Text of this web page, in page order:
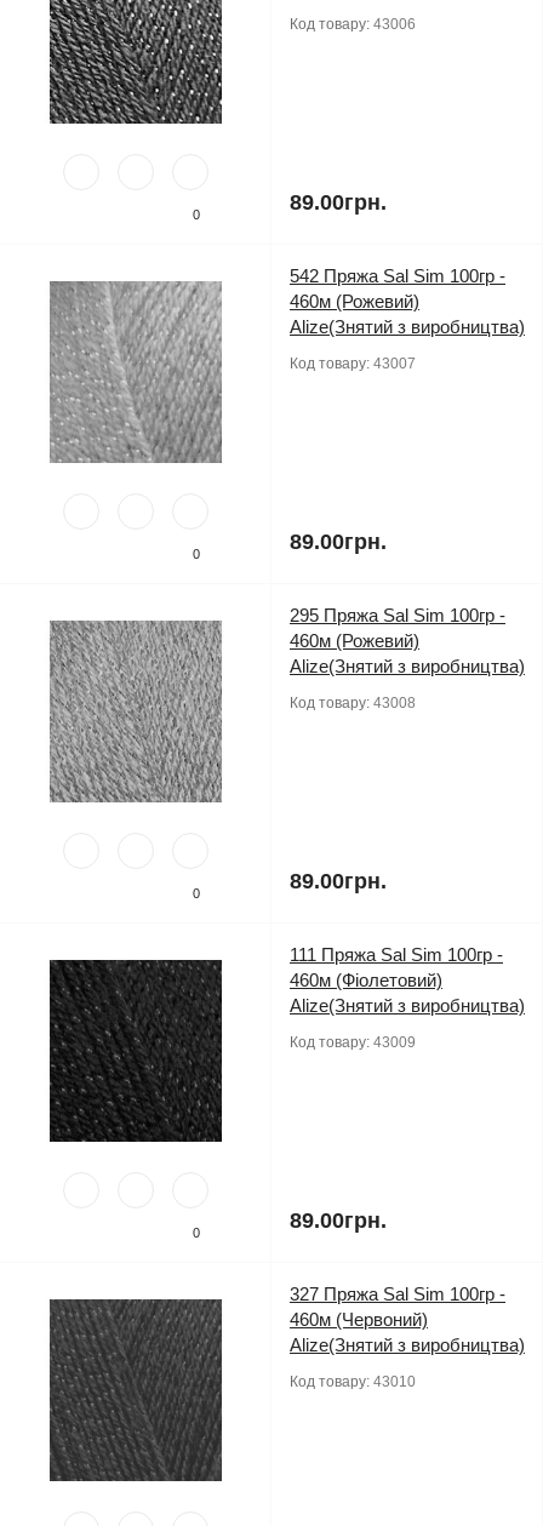
0
Код товару: 43006
89.00грн.
0
542 Пряжа Sal Sim 100гр -
460м (Рожевий)
Alize(Знятий з виробництва)
Код товару: 43007
89.00грн.
0
295 Пряжа Sal Sim 100гр -
460м (Рожевий)
Alize(Знятий з виробництва)
Код товару: 43008
89.00грн.
0
111 Пряжа Sal Sim 100гр -
460м (Фіолетовий)
Alize(Знятий з виробництва)
Код товару: 43009
89.00грн.
327 Пряжа Sal Sim 100гр -
460м (Червоний)
Alize(Знятий з виробництва)
Код товару: 43010